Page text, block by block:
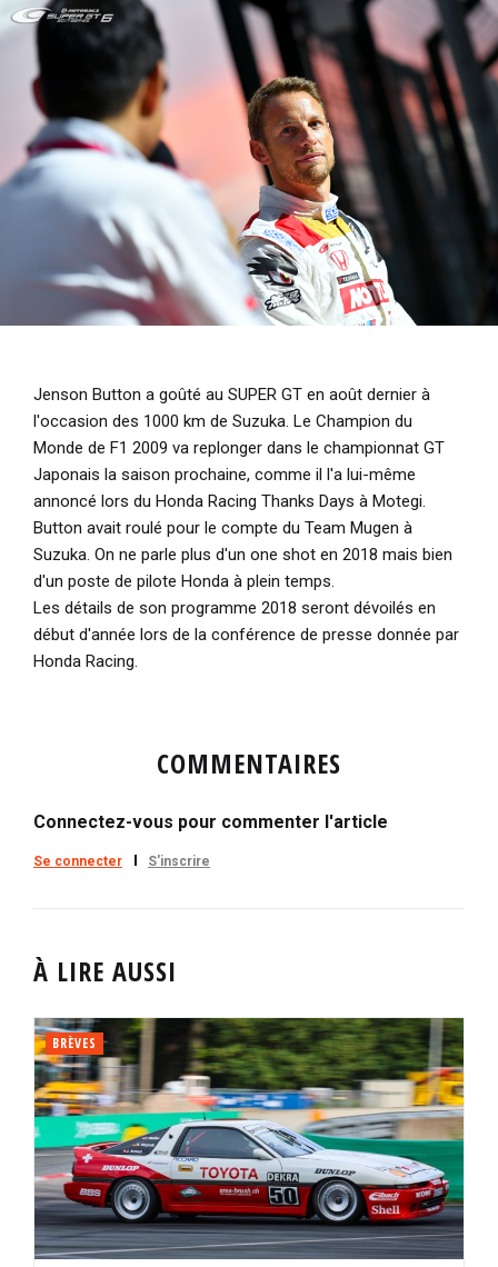
Jenson Button a goûté au SUPER GT en août dernier à
l'occasion des 1000 km de Suzuka. Le Champion du
Monde de F1 2009 va replonger dans le championnat GT
Japonais la saison prochaine, comme il l'a lui-même
annoncé lors du Honda Racing Thanks Days à Motegi.
Button avait roulé pour le compte du Team Mugen à
Suzuka. On ne parle plus d'un one shot en 2018 mais bien
d'un poste de pilote Honda à plein temps.
Les détails de son programme 2018 seront dévoilés en
début d'année lors de la conférence de presse donnée par
Honda Racing.
COMMENTAIRES
Connectez-vous pour commenter l'article
Se connecter S'inscrire
À LIRE AUSSI
BRÈVES